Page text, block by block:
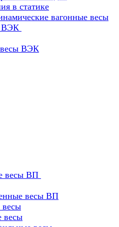
в статике
вагонные весы
ВЭК
ВЭК
весы ВП
весы ВП
весы
весы